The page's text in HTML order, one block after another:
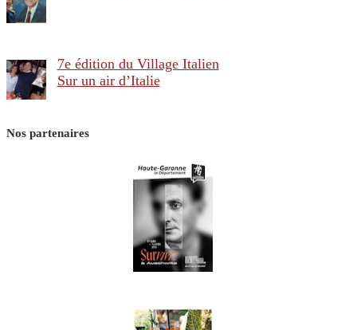
7e édition du Village Italien
Sur un air d’Italie
Nos partenaires